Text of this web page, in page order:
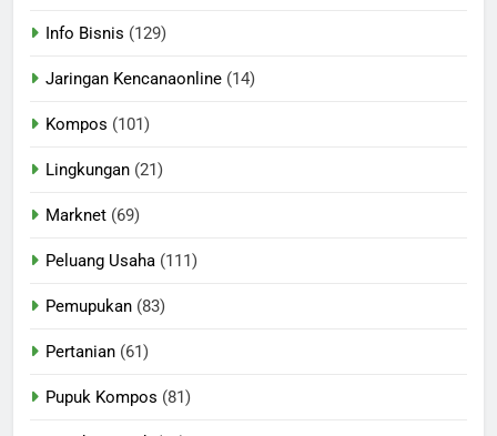
Info Bisnis (129)
Jaringan Kencanaonline (14)
Kompos (101)
Lingkungan (21)
Marknet (69)
Peluang Usaha (111)
Pemupukan (83)
Pertanian (61)
Pupuk Kompos (81)